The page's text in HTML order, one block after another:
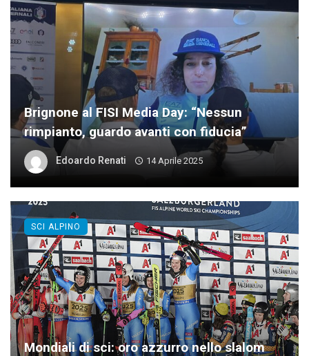
Brignone al FISI Media Day: “Nessun
rimpianto, guardo avanti con fiducia”
Edoardo Renati 14 Aprile 2025
Mondiali di sci: oro azzurro nello slalom
SCI ALPINO